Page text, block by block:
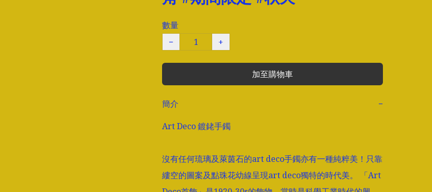
數量
−
+
加至購物車
簡介
−
Art Deco 鍍銠手鐲
沒有任何琉璃及萊茵石的art deco手鐲亦有一種純粹美！只靠
縷空的圖案及點珠花幼線呈現art deco獨特的時代美。 「Art